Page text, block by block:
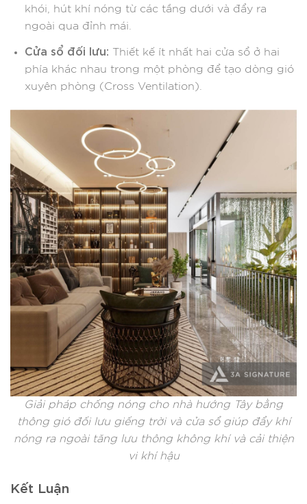
khói, hút khí nóng từ các tầng dưới và đẩy ra
ngoài qua đỉnh mái.
Cửa sổ đối lưu: Thiết kế ít nhất hai cửa sổ ở hai
phía khác nhau trong một phòng để tạo dòng gió
xuyên phòng (Cross Ventilation).
Giải pháp chống nóng cho nhà hướng Tây bằng
thông gió đối lưu giếng trời và cửa sổ giúp đẩy khí
nóng ra ngoài tăng lưu thông không khí và cải thiện
vi khí hậu
Kết Luận